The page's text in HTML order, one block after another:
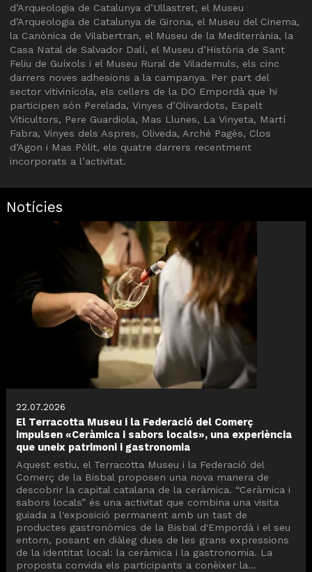
d’Arqueologia de Catalunya d’Ullastret, el Museu
d’Arqueologia de Catalunya de Girona, el Museu del Cinema,
la Canònica de Vilabertran, el Museu de la Mediterrània, la
Casa Natal de Salvador Dalí, el Museu d’Història de Sant
Feliu de Guíxols i el Museu Rural de Vilademuls, els cinc
darrers noves adhesions a la campanya. Per part del
sector vitivinícola, els cellers de la DO Empordà que hi
participen són Perelada, Vinyes d’Olivardots, Espelt
Viticultors, Pere Guardiola, Mas Llunes, La Vinyeta, Martí
Fabra, Vinyes dels Aspres, Oliveda, Arché Pagès, Clos
d’Agon i Mas Pòlit, els quatre darrers recentment
incorporats a l’activitat.
Notícies
22.07.2026
El Terracotta Museu i la Federació del Comerç
impulsen «Ceràmica i sabors locals», una experiència
que uneix patrimoni i gastronomia
Aquest estiu, el Terracotta Museu i la Federació del
Comerç de la Bisbal proposen una nova manera de
descobrir la capital catalana de la ceràmica. “Ceràmica i
sabors locals” és una activitat que combina una visita
guiada a l'exposició permanent amb un tast de
productes gastronòmics de la Bisbal d'Empordà i el seu
entorn, posant en diàleg dues de les grans expressions
de la identitat local: la ceràmica i la gastronomia. La
proposta convida els participants a conèixer la...